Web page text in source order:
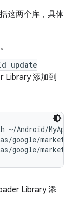
这两个库，具体
update
Library 添加到
~/Android/
google/
Library 添